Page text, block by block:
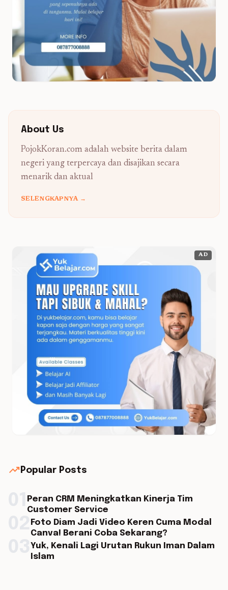
About Us
PojokKoran.com adalah website berita dalam
negeri yang terpercaya dan disajikan secara
menarik dan aktual
SELENGKAPNYA →
AD
trending_up Popular Posts
Peran CRM Meningkatkan Kinerja Tim
Customer Service
Foto Diam Jadi Video Keren Cuma Modal
Canva! Berani Coba Sekarang?
Yuk, Kenali Lagi Urutan Rukun Iman Dalam
Islam